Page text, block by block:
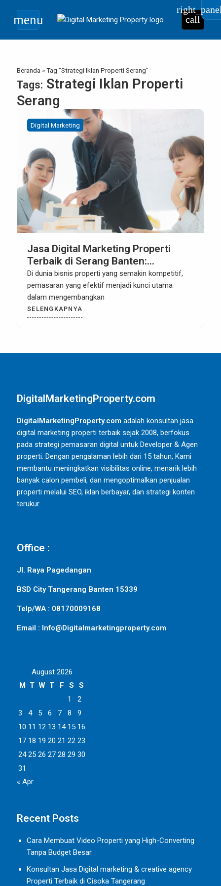
menu call
Beranda »Tag "Strategi Iklan Properti Serang"
Tags: Strategi Iklan Properti
Serang
Digital Marketing
Jasa Digital Marketing Properti
Terbaik di Serang Banten:
Meningkatkan Bisnis Properti Anda
dengan Solusi Pemasaran Digital
yang Efektif
Di dunia bisnis properti yang semakin kompetitif,
pemasaran yang efektif menjadi kunci utama
dalam mengembangkan
SELENGKAPNYA
DigitalMarketingProperty.com
DigitalMarketingProperty.com adalah konsultan jasa
digital marketing properti terbaik sejak 2008, berfokus
pada strategi pemasaran digital untuk Developer & Agen
properti. Dengan pengalaman lebih dari 15 tahun, Kami
membantu meningkatkan visibilitas online, menarik lebih
banyak calon pembeli, dan mengoptimalkan penjualan
properti melalui SEO, iklan berbayar, dan strategi konten
terukur.
Office :
Jl. Raya Pagedangan
BSD City Tangerang Banten 15339
Telp/WA : 08170009168
Email : Info@Digitalmarketingproperty.com
August 2026
M T W T F S
S
1
2
3
4 5 6 7 8
9
10 11 12 13 14 15 16
17 18 19 20 21 22 23
24 25 26 27 28 29 30
31
« Apr
Recent Posts
Cara Membuat Video Properti yang High-Converting
Tanpa Budget Besar
Konsultan Jasa Digital marketing & creative agency
Properti Terbaik di Cisoka Tangerang